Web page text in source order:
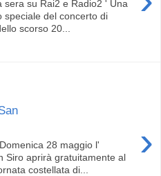
sera su Rai2 e Radio2 ' Una
speciale del concerto di
scorso 20...
›
28 maggio l'
Siro aprirà gratuitamente al
costellata di...